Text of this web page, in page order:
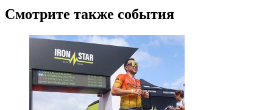
Смотрите также события